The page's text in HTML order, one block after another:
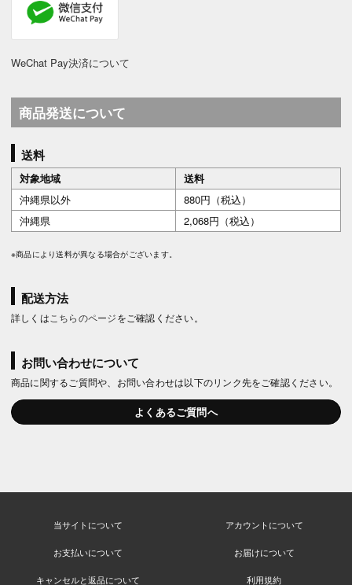
WeChat Pay決済について
商品発送について
送料
対象地域
送料
沖縄県以外
880円（税込）
沖縄県
2,068円（税込）
※商品により送料が異なる場合がございます。
配送方法
詳しくは こちらのページをご確認ください。
お問い合わせについて
商品に関するご質問や、お問い合わせは以下のリンク先をご確認ください。
よくあるご質問へ
当サイトについて アカウントについて
お支払いについて お届けについて
キャンセルと返品について 利用規約